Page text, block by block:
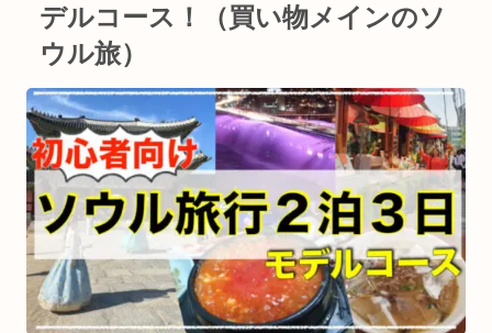
デルコース！（買い物メインのソ
ウル旅）